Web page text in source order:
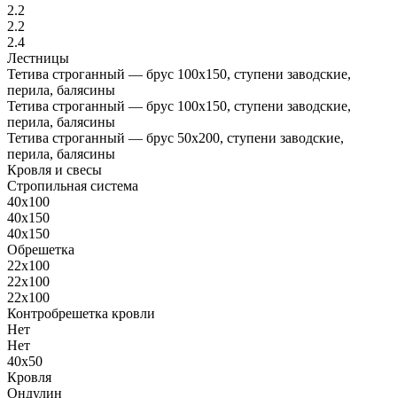
2.2
2.2
2.4
Лестницы
Тетива строганный — брус 100х150, ступени заводские,
перила, балясины
Тетива строганный — брус 100х150, ступени заводские,
перила, балясины
Тетива строганный — брус 50х200, ступени заводские,
перила, балясины
Кровля и свесы
Стропильная система
40х100
40х150
40х150
Обрешетка
22х100
22х100
22х100
Контробрешетка кровли
Нет
Нет
40х50
Кровля
Ондулин